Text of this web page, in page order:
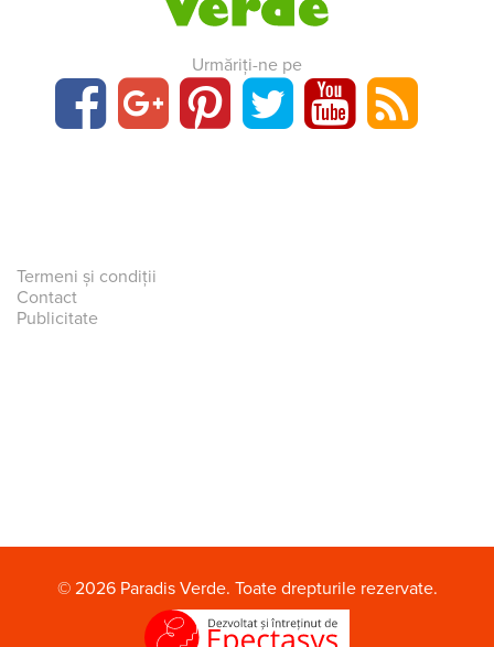
Urmăriți-ne pe
Termeni și condiții
Contact
Publicitate
© 2026 Paradis Verde. Toate drepturile rezervate.